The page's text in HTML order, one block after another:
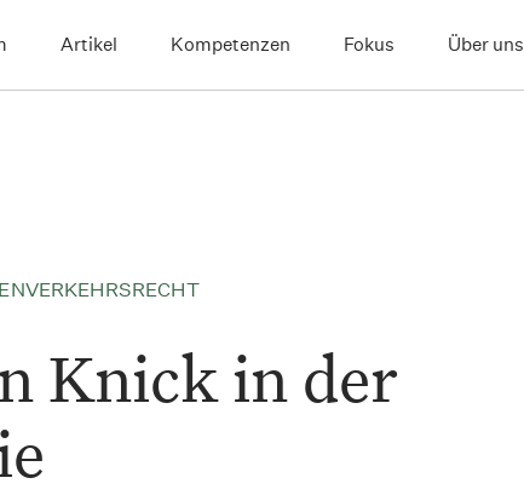
Artikel Kompetenzen Fokus Über uns
Knick in der